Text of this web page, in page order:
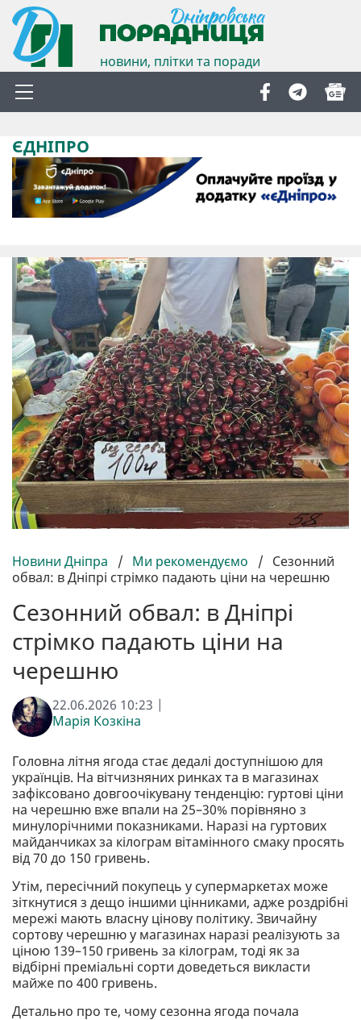
новини, плітки та поради
ЄДНІПРО
Новини Дніпра / Ми рекомендуємо / Сезонний
обвал: в Дніпрі стрімко падають ціни на черешню
Сезонний обвал: в Дніпрі
стрімко падають ціни на
черешню
22.06.2026 10:23 |
Марія Козкіна
Головна літня ягода стає дедалі доступнішою для
українців. На вітчизняних ринках та в магазинах
зафіксовано довгоочікувану тенденцію: гуртові ціни
на черешню вже впали на 25–30% порівняно з
минулорічними показниками. Наразі на гуртових
майданчиках за кілограм вітамінного смаку просять
від 70 до 150 гривень.
Утім, пересічний покупець у супермаркетах може
зіткнутися з дещо іншими цінниками, адже роздрібні
мережі мають власну цінову політику. Звичайну
сортову черешню у магазинах наразі реалізують за
ціною 139–150 гривень за кілограм, тоді як за
відбірні преміальні сорти доведеться викласти
майже по 400 гривень.
Детально про те, чому сезонна ягода почала